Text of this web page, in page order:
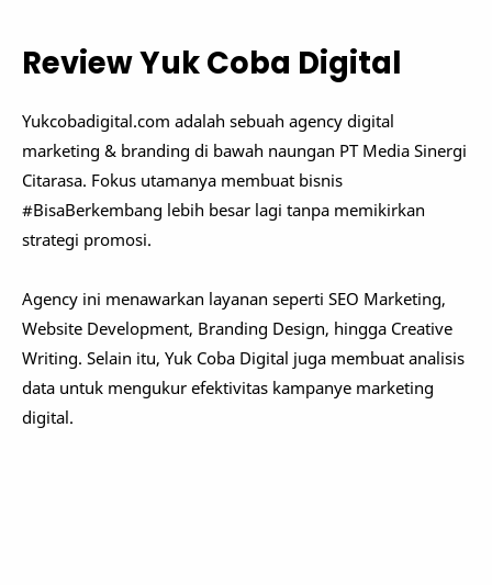
Review Yuk Coba Digital
Yukcobadigital.com adalah sebuah agency digital
marketing & branding di bawah naungan PT Media Sinergi
Citarasa. Fokus utamanya membuat bisnis
#BisaBerkembang lebih besar lagi tanpa memikirkan
strategi promosi.
Agency ini menawarkan layanan seperti SEO Marketing,
Website Development, Branding Design, hingga Creative
Writing. Selain itu, Yuk Coba Digital juga membuat analisis
data untuk mengukur efektivitas kampanye marketing
digital.